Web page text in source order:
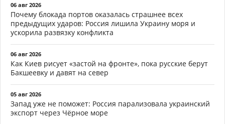
06 авг 2026
Почему блокада портов оказалась страшнее всех
предыдущих ударов: Россия лишила Украину моря и
ускорила развязку конфликта
06 авг 2026
Как Киев рисует «застой на фронте», пока русские берут
Бакшеевку и давят на север
05 авг 2026
Запад уже не поможет: Россия парализовала украинский
экспорт через Чёрное море